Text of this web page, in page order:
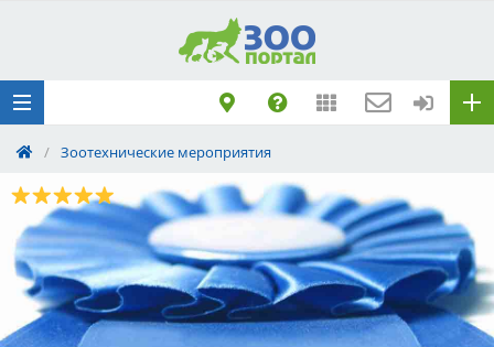
/ Зоотехнические мероприятия
метрики
Поездку
Обращение